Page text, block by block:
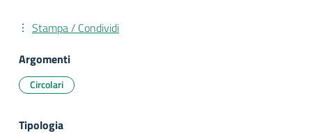
Stampa / Condividi
Argomenti
Circolari
Tipologia